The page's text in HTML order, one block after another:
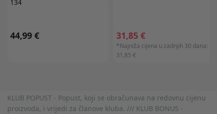
134
44,99 € 31,85 €
*Najniža cijena u zadnjih 30 dana:
31,85 €
KLUB POPUST - Popust, koji se obračunava na redovnu cijenu
proizvoda, i vrijedi za članove kluba. /// KLUB BONUS -